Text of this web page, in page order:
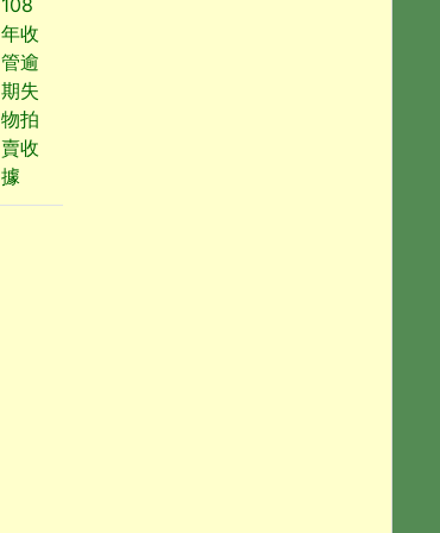
108
年收
管逾
期失
物拍
賣收
據